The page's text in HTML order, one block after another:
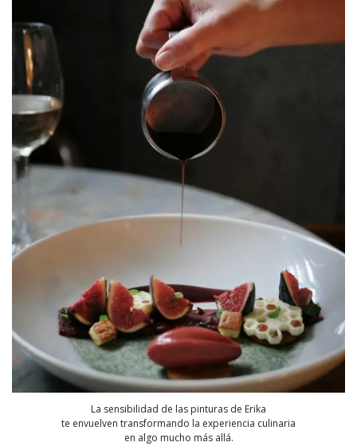
La sensibilidad de las pinturas de Erika
te envuelven transformando la experiencia culinaria
en algo mucho más allá.